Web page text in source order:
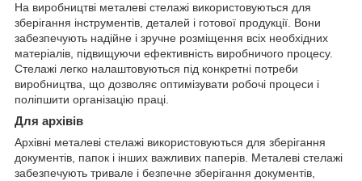
На виробництві металеві стелажі використовуються для
зберігання інструментів, деталей і готової продукції. Вони
забезпечують надійне і зручне розміщення всіх необхідних
матеріалів, підвищуючи ефективність виробничого процесу.
Стелажі легко налаштовуються під конкретні потреби
виробництва, що дозволяє оптимізувати робочі процеси і
поліпшити організацію праці.
Для архівів
Архівні металеві стелажі використовуються для зберігання
документів, папок і інших важливих паперів. Металеві стелажі
забезпечують тривале і безпечне зберігання документів,